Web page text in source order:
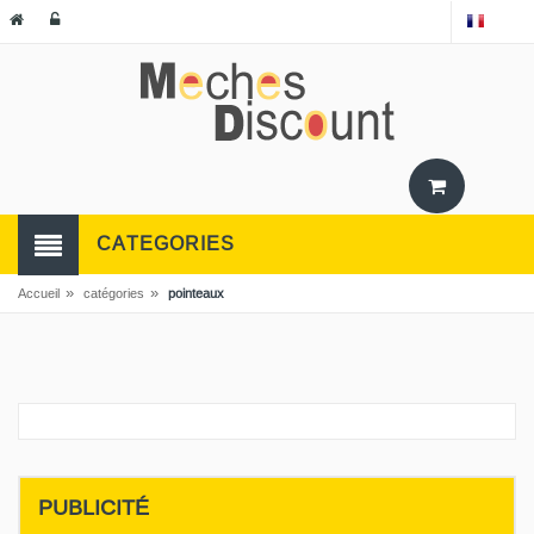
CATEGORIES
Accueil » catégories » pointeaux
PUBLICITÉ